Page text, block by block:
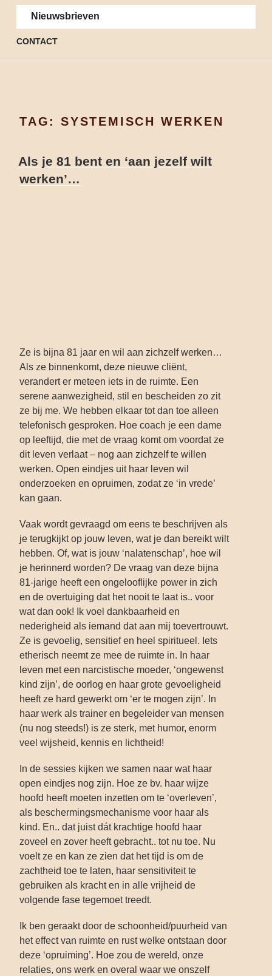
Nieuwsbrieven
CONTACT
TAG: SYSTEMISCH WERKEN
GEPLAATST
Als je 81 bent en ‘aan jezelf wilt
werken’…
Ze is bijna 81 jaar en wil aan zichzelf werken…
Als ze binnenkomt, deze nieuwe cliënt,
verandert er meteen iets in de ruimte. Een
serene aanwezigheid, stil en bescheiden zo zit
ze bij me. We hebben elkaar tot dan toe alleen
telefonisch gesproken. Hoe coach je een dame
op leeftijd, die met de vraag komt om voordat ze
dit leven verlaat – nog aan zichzelf te willen
werken. Open eindjes uit haar leven wil
onderzoeken en opruimen, zodat ze ‘in vrede’
kan gaan.
Vaak wordt gevraagd om eens te beschrijven als
je terugkijkt op jouw leven, wat je dan bereikt wilt
hebben. Of, wat is jouw ‘nalatenschap’, hoe wil
je herinnerd worden? De vraag van deze bijna
81-jarige heeft een ongelooflijke power in zich
en de overtuiging dat het nooit te laat is.. voor
wat dan ook! Ik voel dankbaarheid en
nederigheid als iemand dat aan mij toevertrouwt.
Ze is gevoelig, sensitief en heel spiritueel. Iets
etherisch neemt ze mee de ruimte in. In haar
leven met een narcistische moeder, ‘ongewenst
kind zijn’, de oorlog en haar grote gevoeligheid
heeft ze hard gewerkt om ‘er te mogen zijn’. In
haar werk als trainer en begeleider van mensen
(nu nog steeds!) is ze sterk, met humor, enorm
veel wijsheid, kennis en lichtheid!
In de sessies kijken we samen naar wat haar
open eindjes nog zijn. Hoe ze bv. haar wijze
hoofd heeft moeten inzetten om te ‘overleven’,
als beschermingsmechanisme voor haar als
kind. En.. dat juist dát krachtige hoofd haar
zoveel en zover heeft gebracht.. tot nu toe. Nu
voelt ze en kan ze zien dat het tijd is om de
zachtheid toe te laten, haar sensitiviteit te
gebruiken als kracht en in alle vrijheid de
volgende fase tegemoet treedt.
Ik ben geraakt door de schoonheid/puurheid van
het effect van ruimte en rust welke ontstaan door
deze ‘opruiming’. Hoe zou de wereld, onze
relaties, ons werk en overal waar we onszelf